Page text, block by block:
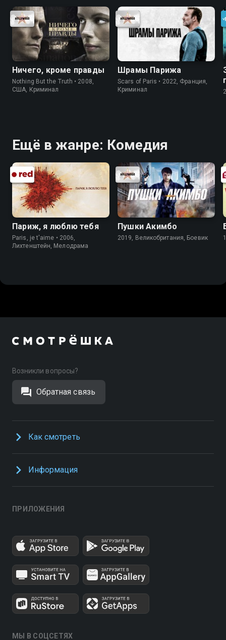
Ничего, кроме правды
Nothing But the Truth • 2008,
США, Криминал
Шрамы Парижа
Scars of Paris • 2022, Франция,
Криминал
Ещё в жанре: Комедия
Париж, я люблю тебя
Paris, je t'aime • 2006,
Лихтенштейн, Мелодрама
Пушки Акимбо
2019, Великобритания, Боевик
Возникли вопросы?
Обратная связь
Как смотреть
Информация
ПРИЛОЖЕНИЯ
МЫ В СОЦСЕТЯХ